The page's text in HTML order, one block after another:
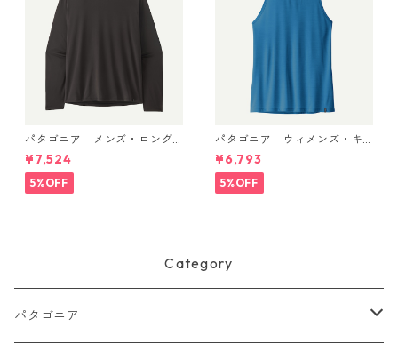
パタゴニア メンズ・ロング
スリーブ・キャプリーン・ク
ール・デイリー・シャツ Black
¥7,524
5%OFF
パタゴニア ウィメンズ・キ
ャプリーン・クール・ウルト
ラ・タンク Aquatic Blue - Li
ght Aquatic Blue X-Dye 447
40 日本正規品
¥6,793
5%OFF
Category
パタゴニア